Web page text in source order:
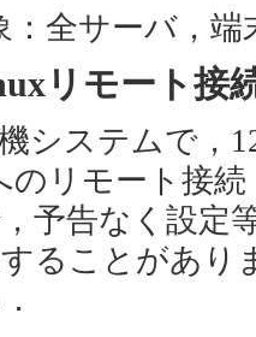
：全サーバ，端
リモート接
システムで，
のリモート接
予告なく設定
ることがあり